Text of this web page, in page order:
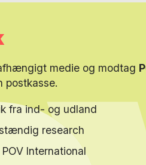
medie og modtag
postkasse.
fra ind- og udland
research
International